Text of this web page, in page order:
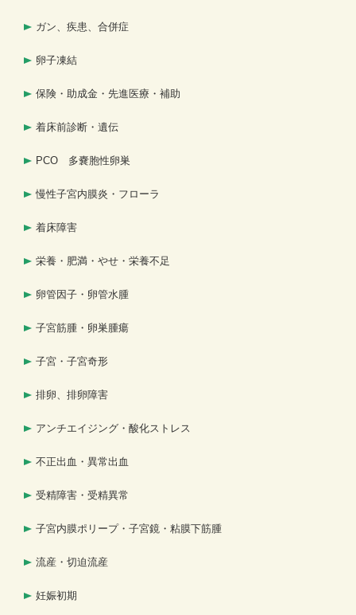
ガン、疾患、合併症
卵子凍結
保険・助成金・先進医療・補助
着床前診断・遺伝
PCO 多嚢胞性卵巣
慢性子宮内膜炎・フローラ
着床障害
栄養・肥満・やせ・栄養不足
卵管因子・卵管水腫
子宮筋腫・卵巣腫瘍
子宮・子宮奇形
排卵、排卵障害
アンチエイジング・酸化ストレス
不正出血・異常出血
受精障害・受精異常
子宮内膜ポリープ・子宮鏡・粘膜下筋腫
流産・切迫流産
妊娠初期